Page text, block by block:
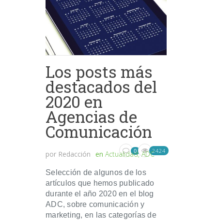
Los posts más
destacados del
2020 en
Agencias de
Comunicación
por Redacción en Actualidad, ADC
0 2424
Selección de algunos de los
artículos que hemos publicado
durante el año 2020 en el blog
ADC, sobre comunicación y
marketing, en las categorías de